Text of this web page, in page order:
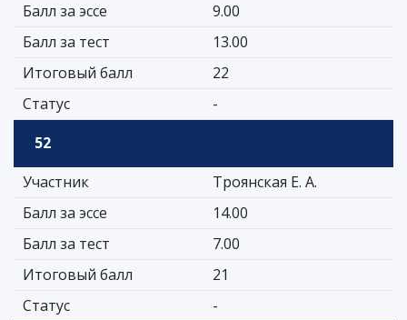
Балл за эссе
9.00
Балл за тест
13.00
Итоговый балл
22
Статус
-
52
Участник
Троянская Е. А.
Балл за эссе
14.00
Балл за тест
7.00
Итоговый балл
21
Статус
-